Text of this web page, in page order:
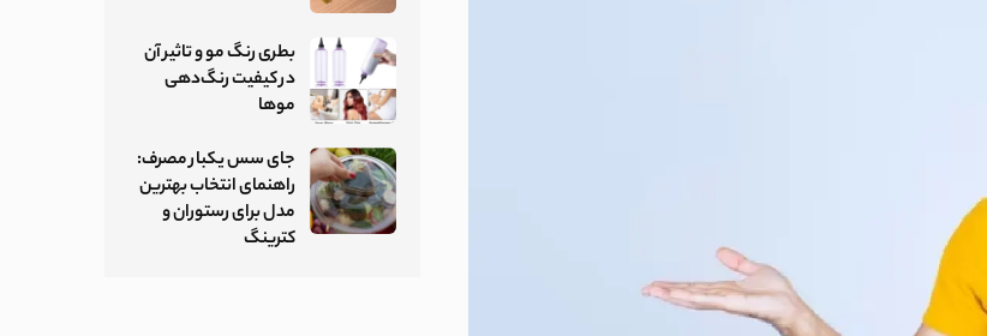
بطری رنگ مو و تاثیر آن
در کیفیت رنگ‌دهی
موها
جای سس یکبار مصرف:
راهنمای انتخاب بهترین
مدل برای رستوران و
کترینگ